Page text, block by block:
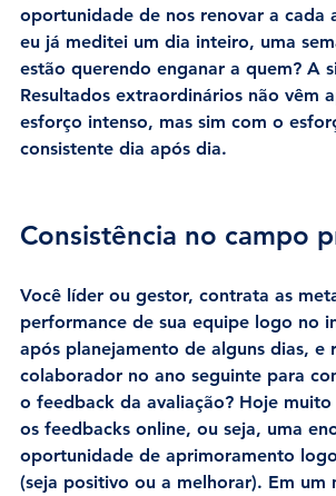
oportunidade de nos renovar a cada
eu já meditei um dia inteiro, uma
estão querendo enganar a quem? A
Resultados extraordinários não vêm
esforço intenso, mas sim com o
consistente dia após dia.
Consistência no campo
Você líder ou gestor, contrata as
performance de sua equipe logo no
após planejamento de alguns dias, e
colaborador no ano seguinte para
o feedback da avaliação? Hoje
os feedbacks online, ou seja, uma
oportunidade de aprimoramento
(seja positivo ou a melhorar). Em um